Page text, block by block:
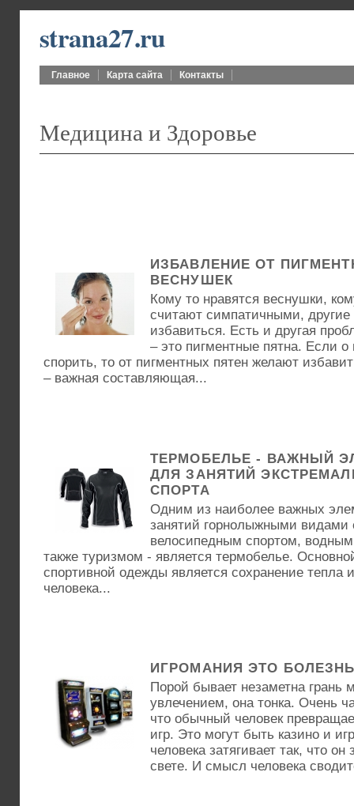
strana27.ru
Главное Карта сайта Контакты
Медицина и Здоровье
ИЗБАВЛЕНИЕ ОТ
ВЕСНУШЕК
Кому то нравятся веснушки,
считают симпатичными, другие
избавиться. Есть и другая
– это пигментные пятна. Если
спорить, то от пигментных пятен желают
– важная составляющая...
ТЕРМОБЕЛЬЕ - ВАЖНЫЙ
ДЛЯ ЗАНЯТИЙ
СПОРТА
Одним из наиболее важных
занятий горнолыжными видами
велосипедным спортом,
также туризмом - является термобелье.
спортивной одежды является сохранение тепла
человека...
ИГРОМАНИЯ ЭТО
Порой бывает незаметна грань
увлечением, она тонка. Очень
что обычный человек
игр. Это могут быть казино и
человека затягивает так, что
свете. И смысл человека